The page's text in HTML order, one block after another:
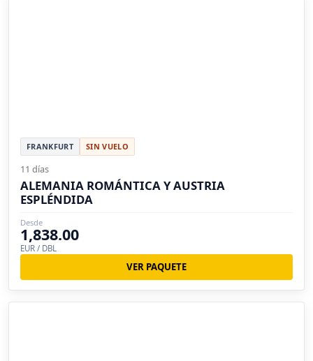
FRANKFURT SIN VUELO
11 días
ALEMANIA ROMÁNTICA Y AUSTRIA
ESPLÉNDIDA
Desde
1,838.00
EUR / DBL
VER PAQUETE